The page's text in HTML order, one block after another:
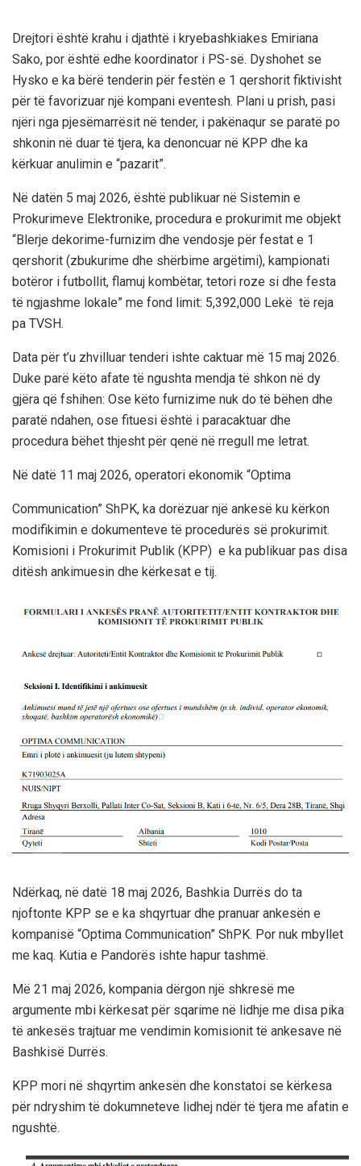
Drejtori është krahu i djathtë i kryebashkiakes Emiriana
Sako, por është edhe koordinator i PS-së. Dyshohet se
Hysko e ka bërë tenderin për festën e 1 qershorit fiktivisht
për të favorizuar një kompani eventesh. Plani u prish, pasi
njëri nga pjesëmarrësit në tender, i pakënaqur se paratë po
shkonin në duar të tjera, ka denoncuar në KPP dhe ka
kërkuar anulimin e “pazarit”.
Në datën 5 maj 2026, është publikuar në Sistemin e
Prokurimeve Elektronike, procedura e prokurimit me objekt
“Blerje dekorime-furnizim dhe vendosje për festat e 1
qershorit (zbukurime dhe shërbime argëtimi), kampionati
botëror i futbollit, flamuj kombëtar, tetori roze si dhe festa
të ngjashme lokale” me fond limit: 5,392,000 Lekë të reja
pa TVSH.
Data për t’u zhvilluar tenderi ishte caktuar më 15 maj 2026.
Duke parë këto afate të ngushta mendja të shkon në dy
gjëra që fshihen: Ose këto furnizime nuk do të bëhen dhe
paratë ndahen, ose fituesi është i paracaktuar dhe
procedura bëhet thjesht për qenë në rregull me letrat.
Në datë 11 maj 2026, operatori ekonomik “Optima
Communication” ShPK, ka dorëzuar një ankesë ku kërkon
modifikimin e dokumenteve të procedurës së prokurimit.
Komisioni i Prokurimit Publik (KPP) e ka publikuar pas disa
ditësh ankimuesin dhe kërkesat e tij.
Ndërkaq, në datë 18 maj 2026, Bashkia Durrës do ta
njoftonte KPP se e ka shqyrtuar dhe pranuar ankesën e
kompanisë “Optima Communication” ShPK. Por nuk mbyllet
me kaq. Kutia e Pandorës ishte hapur tashmë.
Më 21 maj 2026, kompania dërgon një shkresë me
argumente mbi kërkesat për sqarime në lidhje me disa pika
të ankesës trajtuar me vendimin komisionit të ankesave në
Bashkisë Durrës.
KPP mori në shqyrtim ankesën dhe konstatoi se kërkesa
për ndryshim të dokumneteve lidhej ndër të tjera me afatin e
ngushtë.